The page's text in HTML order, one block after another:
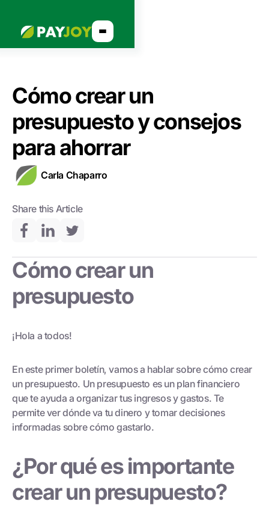
Cómo crear un
presupuesto y consejos
para ahorrar
Carla Chaparro
Share this Article
Cómo crear un
presupuesto
¡Hola a todos!
En este primer boletín, vamos a hablar sobre cómo crear
un presupuesto. Un presupuesto es un plan financiero
que te ayuda a organizar tus ingresos y gastos. Te
permite ver dónde va tu dinero y tomar decisiones
informadas sobre cómo gastarlo.
¿Por qué es importante
crear un presupuesto?